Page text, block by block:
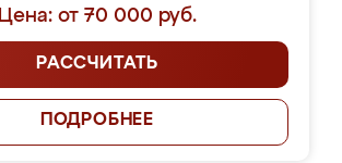
Цена: от 70 000 руб.
РАССЧИТАТЬ
ПОДРОБНЕЕ